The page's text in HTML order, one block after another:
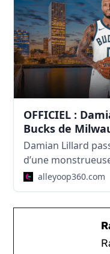
OFFICIEL :
Bucks de
Damian Lillard
d’une
alleyoop360.com